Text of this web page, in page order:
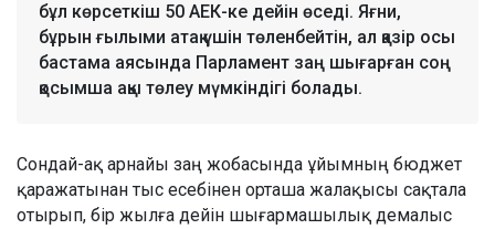
бұл көрсеткіш 50 АЕК-ке дейін өседі. Яғни,
бұрын ғылыми атақ үшін төленбейтін, ал қазір осы
бастама аясында Парламент заң шығарған соң
қосымша ақы төлеу мүмкіндігі болады.
Сондай-ақ арнайы заң жобасында ұйымның бюджет
қаражатынан тыс есебінен орташа жалақысы сақтала
отырып, бір жылға дейін шығармашылық демалыс